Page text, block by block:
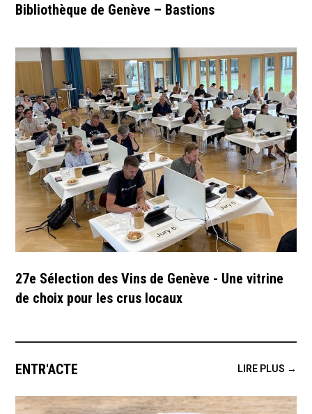
Bibliothèque de Genève – Bastions
27e Sélection des Vins de Genève - Une vitrine
de choix pour les crus locaux
ENTR'ACTE LIRE PLUS →